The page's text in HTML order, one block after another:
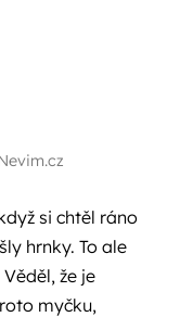
si chtěl ráno
hrnky. To ale
že je
myčku,